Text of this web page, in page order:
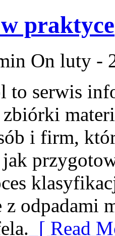
praktyce
On luty -
to serwis
i firm,
z odpadami
[ Read